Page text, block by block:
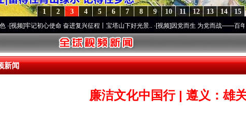
15
14
13
12
11
10
9
8
7
6
5
4
3
2
1
初心使命 奋进复兴征程丨宝塔山下好光景..·[视频]因党而生 为党而战——百年“纪”事⑧加
新闻
廉洁文化中国行 | 遵义：雄